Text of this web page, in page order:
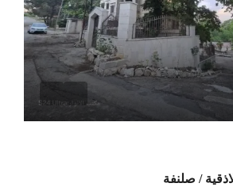
/ صلنفة